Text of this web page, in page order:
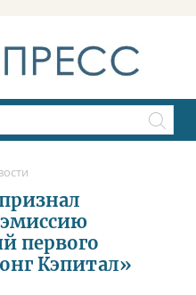
эмиссию
первого
Кэпитал»